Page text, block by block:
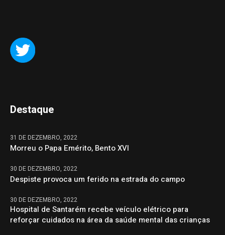
Destaque
31 DE DEZEMBRO, 2022
Morreu o Papa Emérito, Bento XVI
30 DE DEZEMBRO, 2022
Despiste provoca um ferido na estrada do campo
30 DE DEZEMBRO, 2022
Hospital de Santarém recebe veículo elétrico para
reforçar cuidados na área da saúde mental das crianças